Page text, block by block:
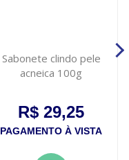
Sabonete clindo pele
acneica 100g
R$ 29,25
PAGAMENTO À VISTA